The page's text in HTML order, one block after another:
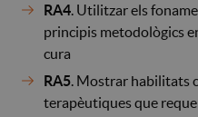
RA4 . Utilitzar els
principis metodològics
cura
RA5 . Mostrar habilitats
terapèutiques que